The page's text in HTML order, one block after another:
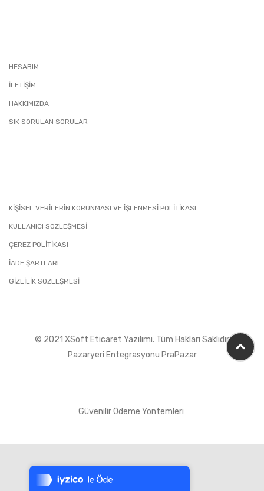
Tek Tıkla Ödeme Kolaylığı
7/24 Canlı Destek
%100 Sorunsuz Alışveriş
HESABIM
İLETIŞIM
HAKKIMIZDA
SIK SORULAN SORULAR
KİŞİSEL VERİLERİN KORUNMASI VE İŞLENMESİ POLİTİKASI
KULLANICI SÖZLEŞMESİ
ÇEREZ POLİTİKASI
İADE ŞARTLARI
GIZLILIK SÖZLEŞMESI
© 2021 XSoft Eticaret Yazılımı. Tüm Hakları Saklıdır
Pazaryeri Entegrasyonu PraPazar
Güvenilir Ödeme Yöntemleri